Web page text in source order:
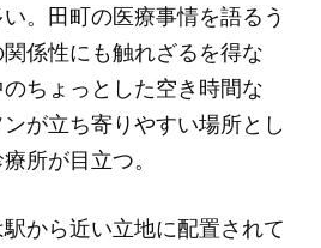
。田町の医療事情を語るう
係性にも触れざるを得な
ちょっとした空き時間な
が立ち寄りやすい場所とし
所が目立つ。
から近い立地に配置されて